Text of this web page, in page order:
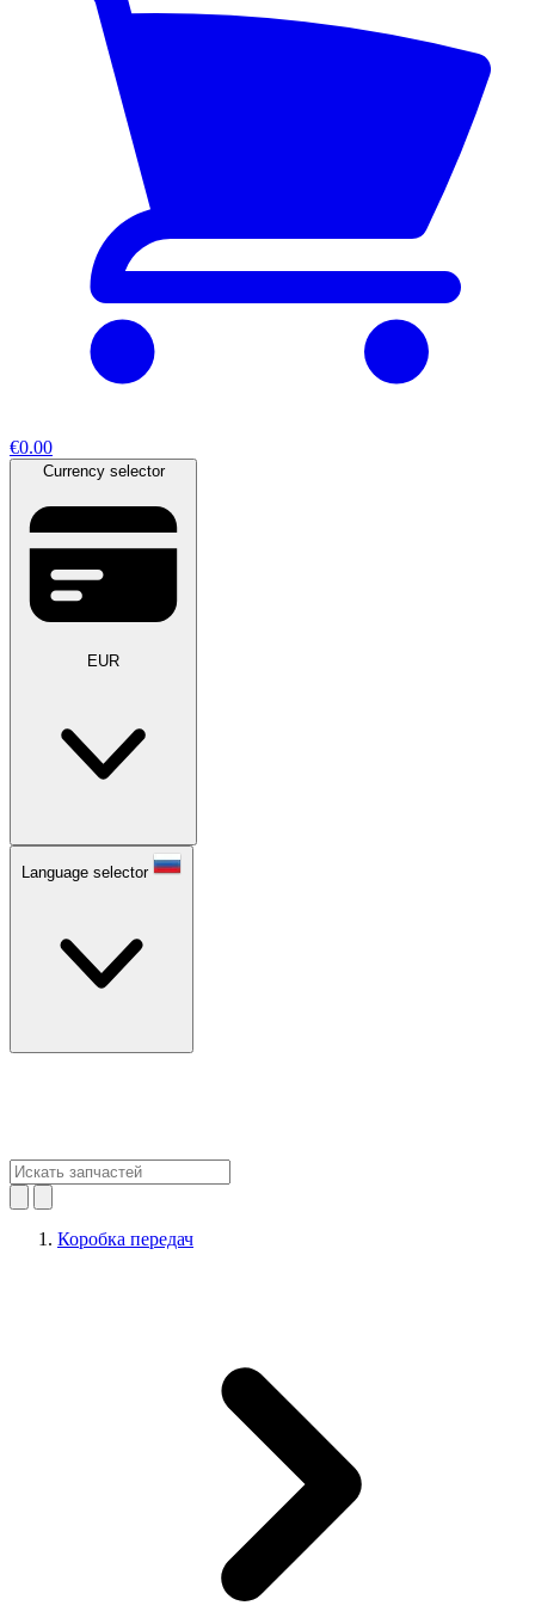
€0.00
Currency selector
EUR
Language selector
Коробка передач